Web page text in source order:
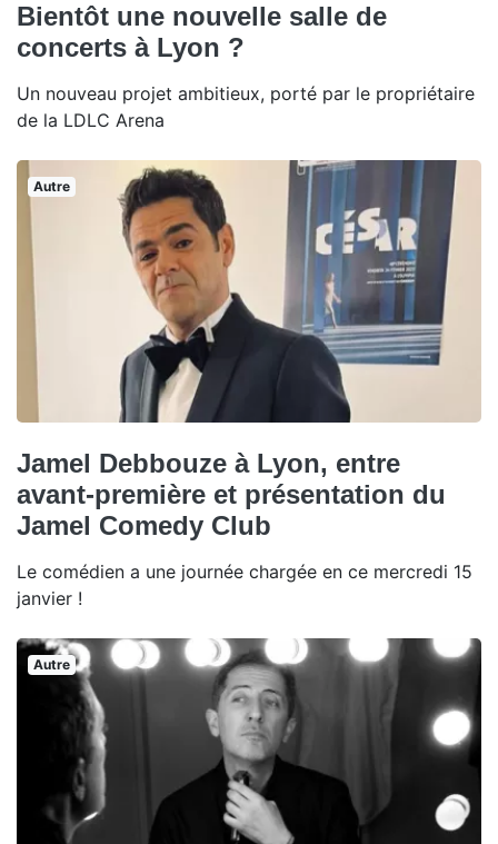
Bientôt une nouvelle salle de
concerts à Lyon ?
Un nouveau projet ambitieux, porté par le propriétaire
de la LDLC Arena
Autre
Jamel Debbouze à Lyon, entre
avant-première et présentation du
Jamel Comedy Club
Le comédien a une journée chargée en ce mercredi 15
janvier !
Autre